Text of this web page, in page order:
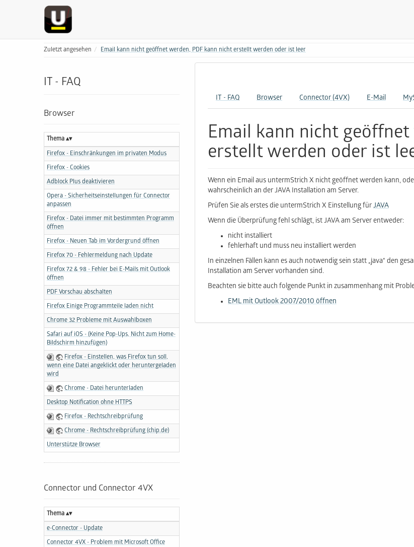
Zuletzt angesehen Email kann nicht geöffnet werden, PDF kann nicht erstellt werden oder ist leer
IT - FAQ
Browser
Thema
Firefox - Einschränkungen im privaten Modus
Firefox - Cookies
Adblock Plus deaktivieren
Opera - Sicherheitseinstellungen für Connector
anpassen
Firefox - Datei immer mit bestimmten Programm
öffnen
Firefox - Neuen Tab im Vordergrund öffnen
Firefox 70 - Fehlermeldung nach Update
Firefox 72 & 98 - Fehler bei E-Mails mit Outlook
öffnen
PDF Vorschau abschalten
Firefox Einige Programmteile laden nicht
Chrome 32 Probleme mit Auswahlboxen
Safari auf iOS - (Keine Pop-Ups, Nicht zum Home-
Bildschirm hinzufügen)
Firefox - Einstellen, was Firefox tun soll,
wenn eine Datei angeklickt oder heruntergeladen
wird
Chrome - Datei herunterladen
Desktop Notification ohne HTTPS
Firefox - Rechtschreibprüfung
Chrome - Rechtschreibprüfung (chip.de)
Unterstütze Browser
Connector und Connector 4VX
Thema
e-Connector - Update
Connector 4VX - Problem mit Microsoft Office
IT - FAQ Browser Connector (4VX) E-Mail
Email kann nicht
erstellt werden oder ist
Wenn ein Email aus untermStrich X nicht geöffnet werden kann,
wahrscheinlich an der JAVA Installation am Server.
Prüfen Sie als erstes die untermStrich X Einstellung fürJAVA
Wenn die Überprüfung fehl schlägt, ist JAVA am Server entweder:
nicht installiert
fehlerhaft und muss neu installiert werden
In einzelnen Fällen kann es auch notwendig sein statt „java“ den
Installation am Server vorhanden sind.
Beachten sie bitte auch folgende Punkt in zusammenhang mit
EML mit Outlook 2007/2010 öffnen